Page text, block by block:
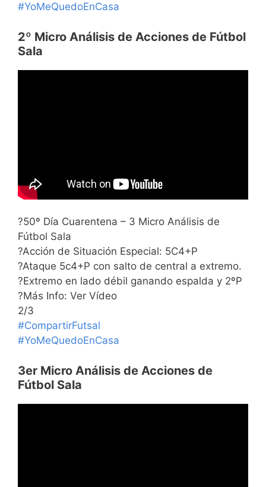
#YoMeQuedoEnCasa
2º Micro Análisis de Acciones de Fútbol
Sala
?50º Día Cuarentena – 3 Micro Análisis de
Fútbol Sala
?Acción de Situación Especial: 5C4+P
?Ataque 5c4+P con salto de central a extremo.
?Extremo en lado débil ganando espalda y 2ºP
?Más Info: Ver Vídeo
2/3
#CompartirFutsal
#YoMeQuedoEnCasa
3er Micro Análisis de Acciones de
Fútbol Sala